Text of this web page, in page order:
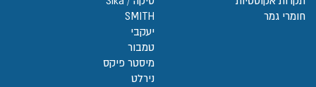
חומרי גמר
SMITH
יעקבי
טמבור
מיסטר פיקס
נירלט